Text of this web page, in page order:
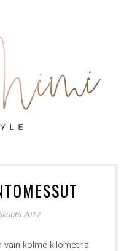
2017
vain kolme kilometriä